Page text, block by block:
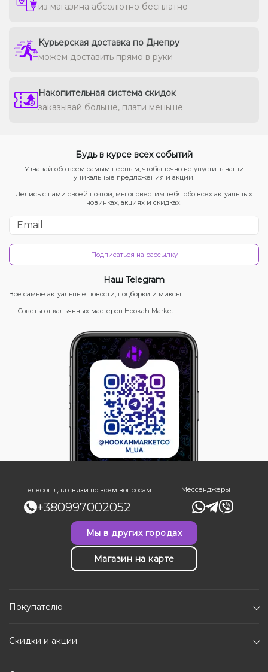
из магазина абсолютно бесплатно
Курьерская доставка по Днепру
можем доставить прямо в руки
Накопительная система скидок
заказывай больше, плати меньше
Будь в курсе всех событий
Узнавай обо всём самым первым, чтобы точно не упустить наши
уникальные предложения и акции!
Делись с нами своей почтой, мы оповестим тебя обо всех актуальных
новинках, акциях и скидках!
Подписаться на рассылку
Наш Telegram
Все самые актуальные новости, подборки и миксы
Советы от кальянных мастеров Hookah Market
Телефон для связи по всем вопросам
+380997002052
Мессенджеры
Мы в других городах
Магазин на карте
Покупателю
Скидки и акции